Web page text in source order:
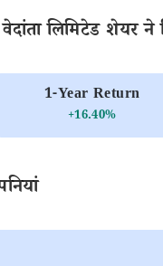
लिमिटेड शेयर ने
1-Year Return
+16.40%